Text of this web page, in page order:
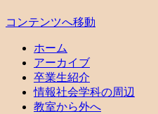
コンテンツへ移動
ホーム
アーカイブ
卒業生紹介
情報社会学科の周辺
教室から外へ